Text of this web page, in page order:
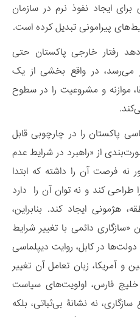
برای ایجاد نفوذ نرم در سازمان
پیرامونی تبدیل کرده است.
رفتار خارجی پاکستان حتی
می‌رسد، در واقع بخشی از یک
موازنه و مشروعیت را در سطوح
پاکستان را در چارچوبی قابل
از «راهبرد در شرایط عدم
نه فرصت آن را داشته که ابتدا
کند و نه توان آن را دارد
هژمونی ایجاد کند. بنابراین،
دائمی با تغییر شرایط
در کابل، روایت دیپلماسی
و آمریکا، زبان تعامل آن تغییر
خلیج فارس، اولویت‌های سیاست
نه نشانۀ بی‌ثباتی، بلکه